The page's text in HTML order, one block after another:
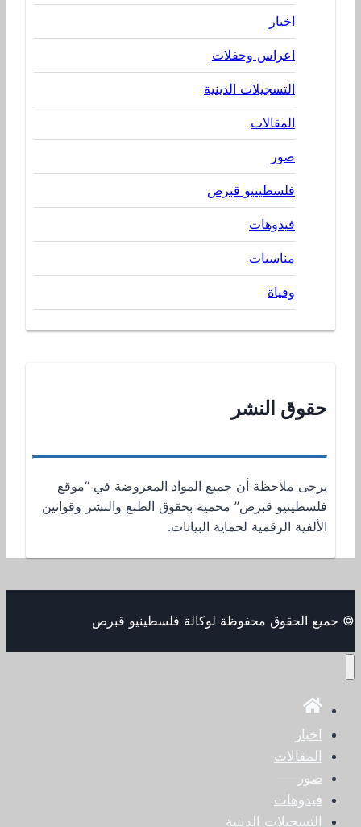
اخبار
اعراس وحفلات
التسجيلات الدينية
المقالات
صور
فلسطينيو قبرص
فيدوهات
مناسبات
وفياة
حقوق النشر
يرجى ملاحظة أن جميع المواد المعروضة في “موقع
فلسطينيو قبرص” محمية بحقوق الطبع والنشر وقوانين
الألفية الرقمية لحماية البيانات.
© جميع الحقوق محفوظة لوكالة فلسطينيو قبرص
اخبار
المقالات
صور
فيدوهات
التسجيلات الدينية